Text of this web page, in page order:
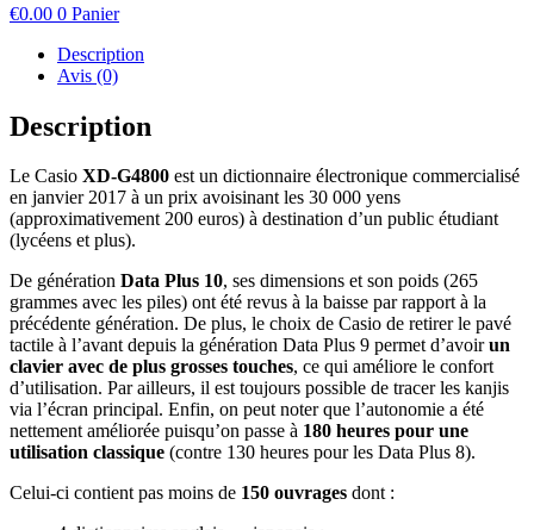
€0.00 0 Panier
Description
Avis (0)
Description
Le Casio XD-G4800 est un dictionnaire électronique commercialisé
en janvier 2017 à un prix avoisinant les 30 000 yens
(approximativement 200 euros) à destination d’un public étudiant
(lycéens et plus).
De génération Data Plus 10, ses dimensions et son poids (265
grammes avec les piles) ont été revus à la baisse par rapport à la
précédente génération. De plus, le choix de Casio de retirer le pavé
tactile à l’avant depuis la génération Data Plus 9 permet d’avoirun
clavier avec de plus grosses touches, ce qui améliore le confort
d’utilisation. Par ailleurs, il est toujours possible de tracer les kanjis
via l’écran principal. Enfin, on peut noter que l’autonomie a été
nettement améliorée puisqu’on passe à 180 heures pour une
utilisation classique (contre 130 heures pour les Data Plus 8).
Celui-ci contient pas moins de 150 ouvrages dont :